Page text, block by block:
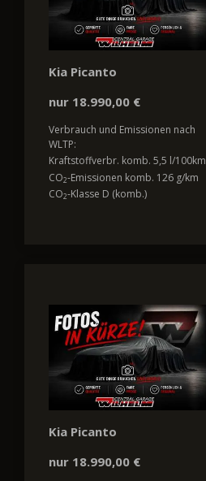
Kia Picanto
nur 18.990,00 €
Verbrauch und Emissionen nach
WLTP:
Kraftstoffverbr. komb. 5,5 l/100km
CO2-Emissionen komb. 126 g/km
CO2-Klasse D (komb.)
Kia Picanto
nur 18.990,00 €